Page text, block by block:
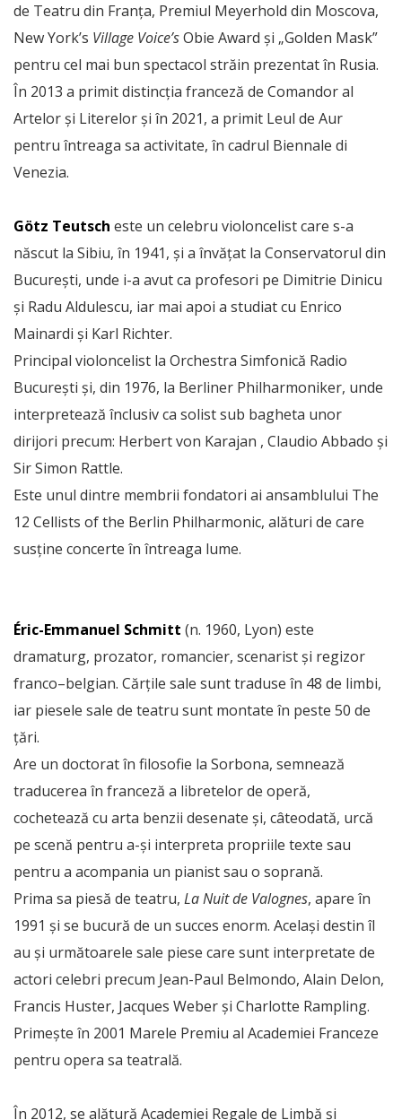
de Teatru din Franța, Premiul Meyerhold din Moscova,
New York’s Village Voice’sObie Award și „Golden Mask”
pentru cel mai bun spectacol străin prezentat în Rusia.
În 2013 a primit distincția franceză de Comandor al
Artelor și Literelor și în 2021, a primit Leul de Aur
pentru întreaga sa activitate, în cadrul Biennale di
Venezia.
Götz Teutsch este un celebru violoncelist care s-a
născut la Sibiu, în 1941, și a învățat la Conservatorul din
București, unde i-a avut ca profesori pe Dimitrie Dinicu
și Radu Aldulescu, iar mai apoi a studiat cu Enrico
Mainardi și Karl Richter.
Principal violoncelist la Orchestra Simfonică Radio
București și, din 1976, la Berliner Philharmoniker, unde
interpretează înclusiv ca solist sub bagheta unor
dirijori precum: Herbert von Karajan , Claudio Abbado și
Sir Simon Rattle.
Este unul dintre membrii fondatori ai ansamblului The
12 Cellists of the Berlin Philharmonic, alături de care
susține concerte în întreaga lume.
Éric-Emmanuel Schmitt (n. 1960, Lyon) este
dramaturg, prozator, romancier, scenarist și regizor
franco–belgian. Cărțile sale sunt traduse în 48 de limbi,
iar piesele sale de teatru sunt montate în peste 50 de
țări.
Are un doctorat în filosofie la Sorbona, semnează
traducerea în franceză a libretelor de operă,
cochetează cu arta benzii desenate și, câteodată, urcă
pe scenă pentru a-și interpreta propriile texte sau
pentru a acompania un pianist sau o soprană.
Prima sa piesă de teatru, La Nuit de Valognes, apare în
1991 și se bucură de un succes enorm. Același destin îl
au și următoarele sale piese care sunt interpretate de
actori celebri precum Jean-Paul Belmondo, Alain Delon,
Francis Huster, Jacques Weber și Charlotte Rampling.
Primește în 2001 Marele Premiu al Academiei Franceze
pentru opera sa teatrală.
În 2012, se alătură Academiei Regale de Limbă și